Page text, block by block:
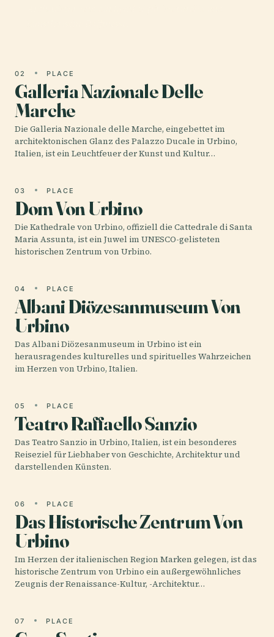
02 PLACE
Galleria Nazionale Delle
Marche
Die Galleria Nazionale delle Marche, eingebettet im
architektonischen Glanz des Palazzo Ducale in Urbino,
Italien, ist ein Leuchtfeuer der Kunst und Kultur…
03 PLACE
Dom Von Urbino
Die Kathedrale von Urbino, offiziell die Cattedrale di Santa
Maria Assunta, ist ein Juwel im UNESCO-gelisteten
historischen Zentrum von Urbino.
04 PLACE
Albani Diözesanmuseum Von
Urbino
Das Albani Diözesanmuseum in Urbino ist ein
herausragendes kulturelles und spirituelles Wahrzeichen
im Herzen von Urbino, Italien.
05 PLACE
Teatro Raffaello Sanzio
Das Teatro Sanzio in Urbino, Italien, ist ein besonderes
Reiseziel für Liebhaber von Geschichte, Architektur und
darstellenden Künsten.
06 PLACE
Das Historische Zentrum Von
Urbino
Im Herzen der italienischen Region Marken gelegen, ist das
historische Zentrum von Urbino ein außergewöhnliches
Zeugnis der Renaissance-Kultur, -Architektur…
07 PLACE